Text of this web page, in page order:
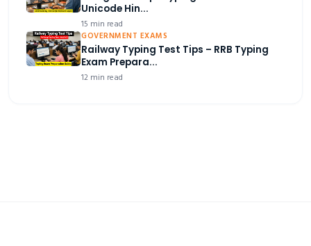
Unicode Hin...
15 min read
GOVERNMENT EXAMS
Railway Typing Test Tips – RRB Typing
Exam Prepara...
12 min read